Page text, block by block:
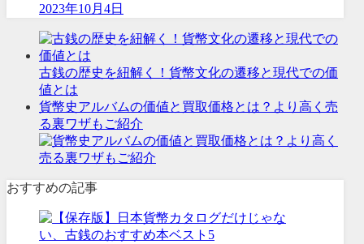
2023年10月4日
古銭の歴史を紐解く！貨幣文化の遷移と現代での価
値とは
貨幣史アルバムの価値と買取価格とは？より高く売
る裏ワザもご紹介
おすすめの記事